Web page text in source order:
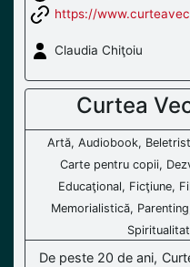
https://
Claudia Chiţoiu
Curtea
Artă, Audiobook,
Carte pentru copii,
Educaţional, Ficţiune,
Memorialistică,
De peste 20 de ani,